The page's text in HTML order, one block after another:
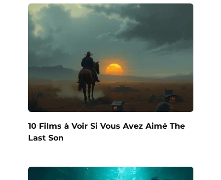
10 Films à Voir Si Vous Avez Aimé The
Last Son